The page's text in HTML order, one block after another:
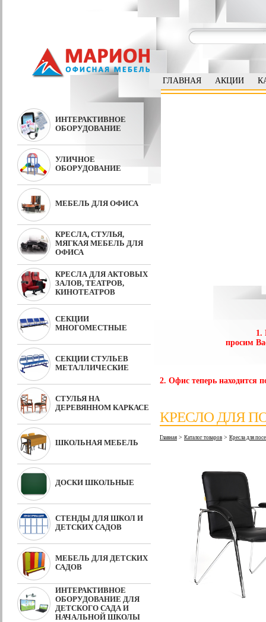
ГЛАВНАЯ АКЦИИ
ИНТЕРАКТИВНОЕ
ОБОРУДОВАНИЕ
УЛИЧНОЕ
ОБОРУДОВАНИЕ
МЕБЕЛЬ ДЛЯ ОФИСА
КРЕСЛА, СТУЛЬЯ,
МЯГКАЯ МЕБЕЛЬ ДЛЯ
ОФИСА
КРЕСЛА ДЛЯ АКТОВЫХ
ЗАЛОВ, ТЕАТРОВ,
КИНОТЕАТРОВ
СЕКЦИИ
МНОГОМЕСТНЫЕ
СЕКЦИИ СТУЛЬЕВ
МЕТАЛЛИЧЕСКИЕ
СТУЛЬЯ НА
ДЕРЕВЯННОМ КАРКАСЕ
ШКОЛЬНАЯ МЕБЕЛЬ
ДОСКИ ШКОЛЬНЫЕ
СТЕНДЫ ДЛЯ ШКОЛ И
ДЕТСКИХ САДОВ
МЕБЕЛЬ ДЛЯ ДЕТСКИХ
САДОВ
ИНТЕРАКТИВНОЕ
ОБОРУДОВАНИЕ ДЛЯ
ДЕТСКОГО САДА И
НАЧАЛЬНОЙ ШКОЛЫ
1.
просим
2. Офис теперь находится
КРЕСЛО ДЛЯ
Главная > Каталог товаров > Кресла для